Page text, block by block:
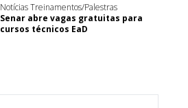
Notícias Treinamentos/Palestras
Senar abre vagas gratuitas para
cursos técnicos EaD